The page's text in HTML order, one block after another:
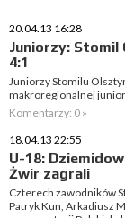
20.04.13 16:28
Juniorzy: Stomil
4:1
Juniorzy Stomilu
makroregionalnej
Komentarzy: 0 »
18.04.13 22:55
U-18:
Żwir zagrali
Czterech zawodników
Patryk Kun, Arkadiusz